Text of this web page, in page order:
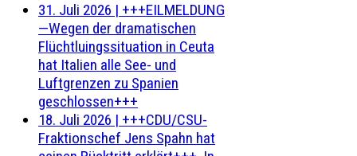
31. Juli 2026 | +++EILMELDUNG
—Wegen der dramatischen
Flüchtluingssituation in Ceuta
hat Italien alle See- und
Luftgrenzen zu Spanien
geschlossen+++
18. Juli 2026 | +++CDU/CSU-
Fraktionschef Jens Spahn hat